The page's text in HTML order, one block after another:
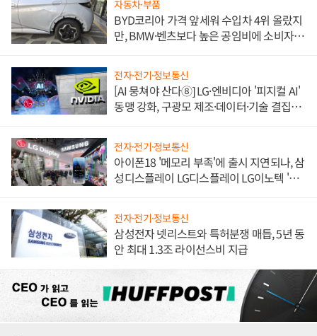
자동차·부품
BYD코리아 가격 앞세워 수입차 4위 올랐지
만, BMW·벤츠보다 높은 공임비에 소비자
전자·전기·정보통신
[AI 뭉쳐야 산다⑧] LG·엔비디아 '피지컬 AI'
동맹 강화, 구광모 제조·데이터·기술 결집
전자·전기·정보통신
아이폰18 '메모리 부족'에 출시 지연되나, 삼
성디스플레이 LG디스플레이 LG이노텍 '탈
전자·전기·정보통신
삼성전자 넷리스트와 특허분쟁 매듭, 5년 동
안 최대 1.3조 라이선스비 지급